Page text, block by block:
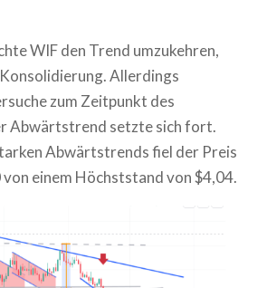
WIF den Trend umzukehren,
Allerdings
zum Zeitpunkt des
Abwärtstrend setzte sich fort.
Abwärtstrends fiel der Preis
einem Höchststand von $4,04.